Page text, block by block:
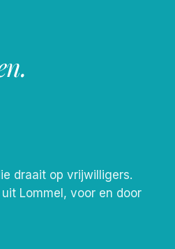
draait op vrijwilligers.
Lommel, voor en door